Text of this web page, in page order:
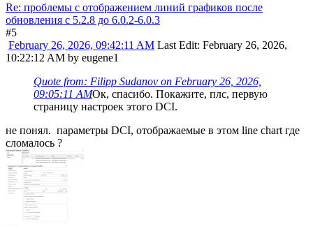
Re: проблемы с отображением линий графиков после
обновления c 5.2.8 до 6.0.2-6.0.3
#5
February 26, 2026, 09:42:11 AM Last Edit: February 26, 2026,
10:22:12 AM by eugene1
Quote from: Filipp Sudanov on February 26, 2026,
09:05:11 AMОк, спасибо. Покажите, плс, первую
страницу настроек этого DCI.
не понял. параметры DCI, отображаемые в этом line chart где
сломалось ?